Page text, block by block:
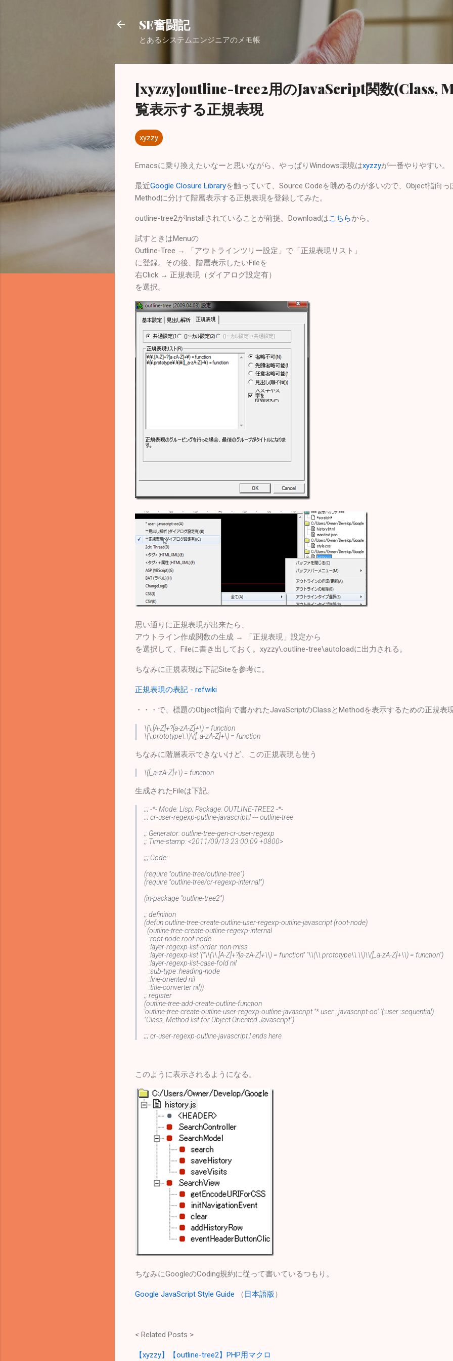
スキップしてメイン コンテンツに移動
SE奮闘記
とあるシステムエンジニアのメモ帳
[xyzzy]outline-tree2用のJavaScript関数(Class,
覧表示する正規表現
xyzzy
Emacsに乗り換えたいなーと思いながら、やっぱりWindows環境はxyzzyが一番やりやすい。
最近Google Closure Libraryを触っていて、Source Codeを眺めるのが多いので、Object指向っ
Methodに分けて階層表示する正規表現を登録してみた。
outline-tree2がInstallされていることが前提。Downloadはこちらから。
試すときはMenuの
Outline-Tree → 「アウトラインツリー設定」で「正規表現リスト」
に登録。その後、階層表示したいFileを
右Click → 正規表現（ダイアログ設定有）
を選択。
思い通りに正規表現が出来たら、
アウトライン作成関数の生成 → 「正規表現」設定から
を選択して、Fileに書き出しておく。xyzzy\.outline-tree\autoloadに出力される。
ちなみに正規表現は下記Siteを参考に。
正規表現の表記 - refwiki
・・・で、標題のObject指向で書かれたJavaScriptのClassとMethodを表示するための正規表
\(\.[A-Z]+?[a-zA-Z]+\) = function
\(\.prototype\.\)\([_a-zA-Z]+\) = function
ちなみに階層表示できないけど、この正規表現も使う
\([_a-zA-Z]+\) = function
生成されたFileは下記。
;;; -*- Mode: Lisp; Package: OUTLINE-TREE2 -*-
;;; cr-user-regexp-outline-javascript.l --- outline-tree
;; Generator: outline-tree-gen-cr-user-regexp
;; Time-stamp: <2011/09/13 23:00:09 +0800>
;;; Code:
(require "outline-tree/outline-tree")
(require "outline-tree/cr-regexp-internal")
(in-package "outline-tree2")
;; definition
(defun outline-tree-create-outline-user-regexp-outline-javascript (root-node)
(outline-tree-create-outline-regexp-internal
:root-node root-node
:layer-regexp-list-order :non-miss
:layer-regexp-list '("\\(\\.[A-Z]+?[a-zA-Z]+\\) = function" "\\(\\.prototype\\.\\)\\([_a-zA-Z]+\\) = function")
:layer-regexp-list-case-fold nil
:sub-type :heading-node
:line-oriented nil
:title-converter nil))
;; register
(outline-tree-add-create-outline-function
'outline-tree-create-outline-user-regexp-outline-javascript "* user : javascript-oo" '(:user :sequential)
"Class, Method list for Object Oriented Javascript")
;;; cr-user-regexp-outline-javascript.l ends here
このように表示されるようになる。
ちなみにGoogleのCoding規約に従って書いているつもり。
Google JavaScript Style Guide （ 日本語版）
< Related Posts >
【xyzzy】【outline-tree2】PHP用マクロ